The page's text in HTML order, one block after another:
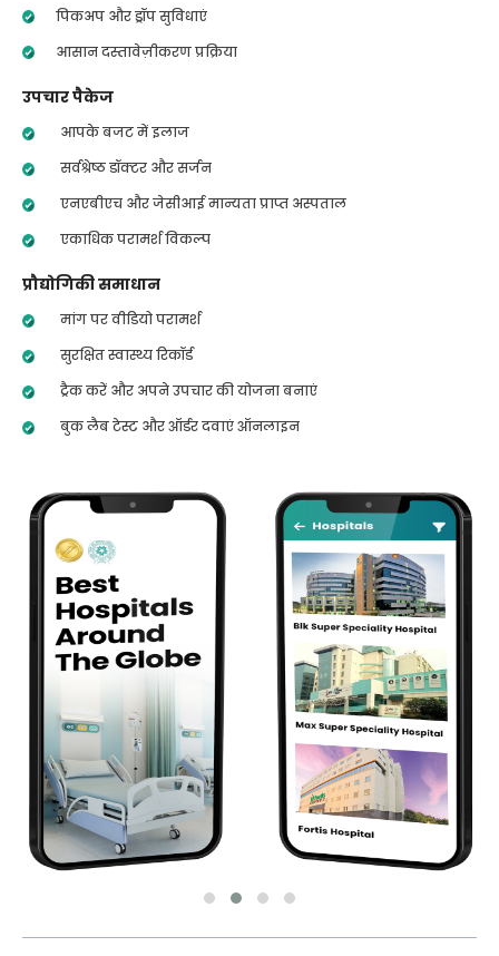
पिकअप और ड्रॉप सुविधाएं
आसान दस्तावेज़ीकरण प्रक्रिया
उपचार पैकेज
आपके बजट में इलाज
सर्वश्रेष्ठ डॉक्टर और सर्जन
एनएबीएच और जेसीआई मान्यता प्राप्त अस्पताल
एकाधिक परामर्श विकल्प
प्रौद्योगिकी समाधान
मांग पर वीडियो परामर्श
सुरक्षित स्वास्थ्य रिकॉर्ड
ट्रैक करें और अपने उपचार की योजना बनाएं
बुक लैब टेस्ट और ऑर्डर दवाएं ऑनलाइन